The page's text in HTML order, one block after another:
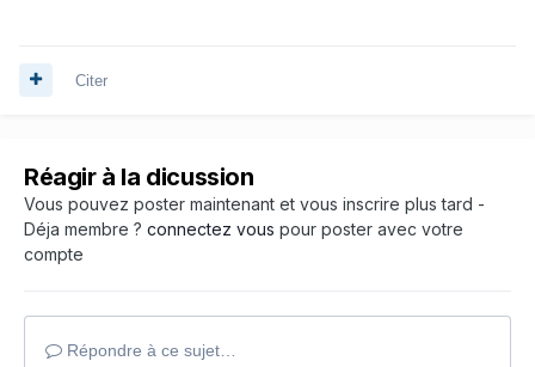
Citer
Réagir à la dicussion
Vous pouvez poster maintenant et vous inscrire plus tard -
Déja membre ? connectez vous pour poster avec votre
compte
Répondre à ce sujet…